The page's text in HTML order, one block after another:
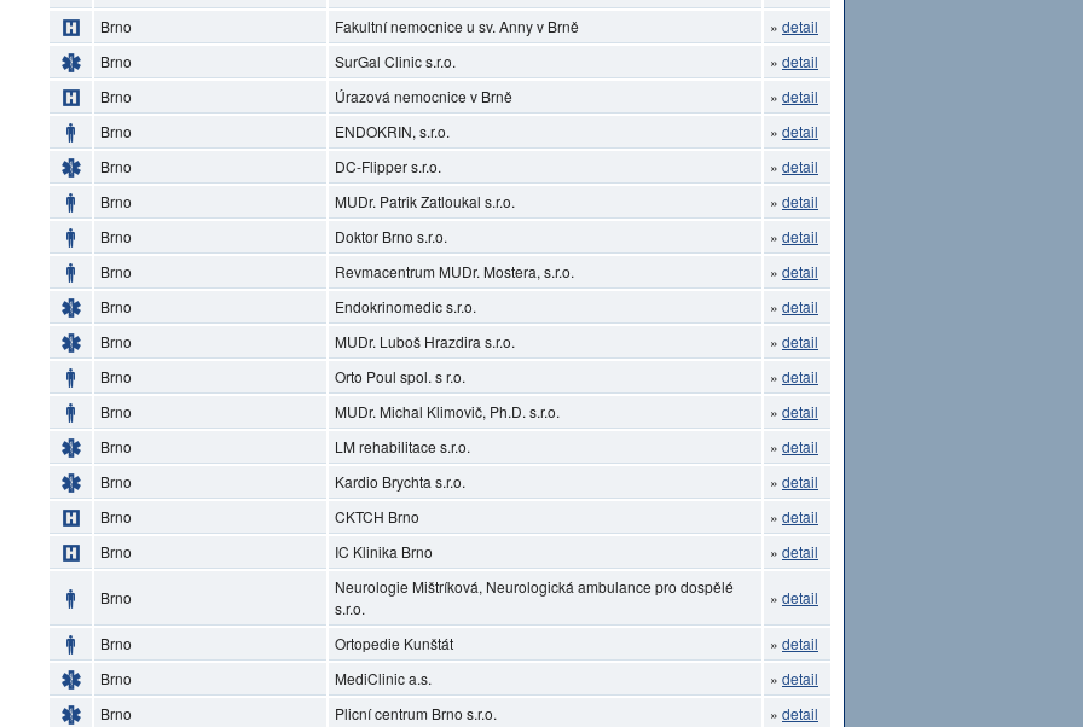
Brno Fakultní nemocnice u sv. Anny v Brně » detail
Brno
SurGal Clinic s.r.o. » detail
Brno
Úrazová nemocnice v Brně » detail
Brno
ENDOKRIN, s.r.o. » detail
Brno
DC-Flipper s.r.o. » detail
Brno
MUDr. Patrik Zatloukal s.r.o. » detail
Brno
Doktor Brno s.r.o. » detail
Brno
Revmacentrum MUDr. Mostera, s.r.o. » detail
Brno
Endokrinomedic s.r.o. » detail
Brno
MUDr. Luboš Hrazdira s.r.o. » detail
Brno
Orto Poul spol. s r.o. » detail
Brno
MUDr. Michal Klimovič, Ph.D. s.r.o. » detail
Brno
LM rehabilitace s.r.o. » detail
Brno
Kardio Brychta s.r.o. » detail
Brno
CKTCH Brno » detail
Brno
IC Klinika Brno » detail
Brno
Neurologie Mištríková, Neurologická ambulance pro dospělé
s.r.o.
» detail
Brno Ortopedie Kunštát » detail
Brno
MediClinic a.s. » detail
Brno
Plicní centrum Brno s.r.o. » detail